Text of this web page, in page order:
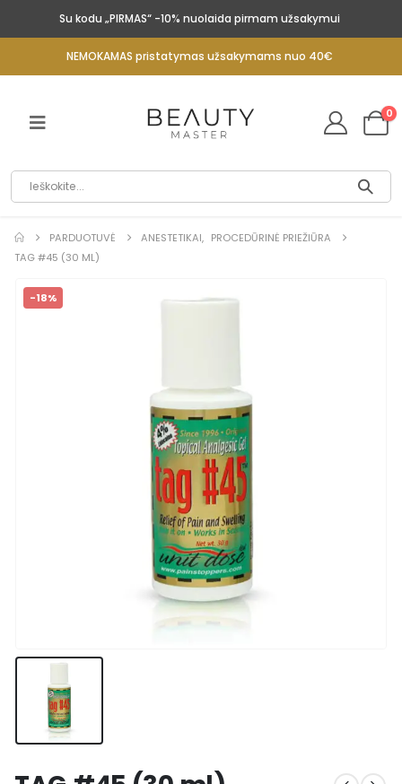
Su kodu „PIRMAS“ -10% nuolaida pirmam užsakymui
NEMOKAMAS pristatymas užsakymams nuo 40€
0
PARDUOTUVĖ ANESTETIKAI, PROCEDŪRINĖ PRIEŽIŪRA
TAG #45 (30 ML)
-18%